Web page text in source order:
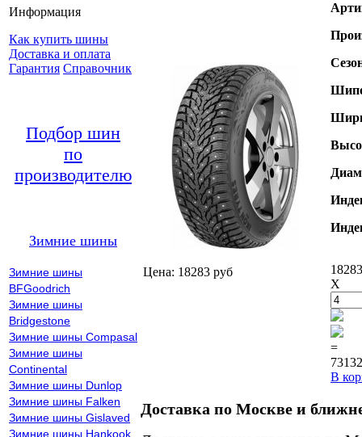
Информация
Как купить шины
Доставка и оплата
Гарантия Справочник
Подбор шин
по
производителю
Зимние шины
Зимние шины
BFGoodrich
Зимние шины
Bridgestone
Зимние шины Compasal
Зимние шины
Continental
Зимние шины Dunlop
Зимние шины Falken
Зимние шины Gislaved
Зимние шины Hankook
Цена: 18283 руб
X
=
В
Доставка по Москве и